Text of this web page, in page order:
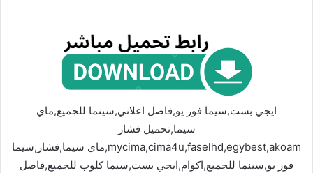
ايجي بست,سيما فور يو,فاصل اعلاني,سينما للجميع,ماي
سيما,تحميل فشار
mycima,cima4u,faselhd,egybest,akoam,ماي سيما,فشار,سيما
فور يو,سينما للجميع,اكوام,ايجي بست,سيما كلوب للجميع,فاصل